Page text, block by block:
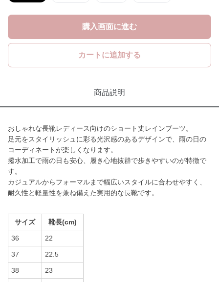
購入画面に進む
カートに追加する
商品説明
おしゃれな長靴レディース向けのショート丈レインブーツ。
足元をスタイリッシュに彩る光沢感のあるデザインで、雨の日の
コーディネートが楽しくなります。
撥水加工で雨の日も安心、履き心地抜群で歩きやすいのが特徴で
す。
カジュアルからフォーマルまで幅広いスタイルに合わせやすく、
耐久性と軽量性を兼ね備えた実用的な長靴です。
サイズ 靴長(cm)
36 22
37 22.5
38 23